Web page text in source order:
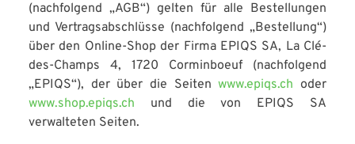
(nachfolgend „AGB“) gelten für alle Bestellungen
und Vertragsabschlüsse (nachfolgend „Bestellung“)
über den Online-Shop der Firma EPIQS SA, La Clé-
des-Champs 4, 1720 Corminboeuf (nachfolgend
„EPIQS“), der über die Seitenwww.epiqs.ch oder
www.shop.epiqs.ch und die von EPIQS SA
verwalteten Seiten.